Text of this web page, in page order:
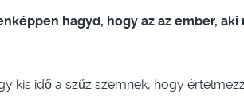
hagyd, hogy az az ember,
kis idő a szűz szemnek, hogy